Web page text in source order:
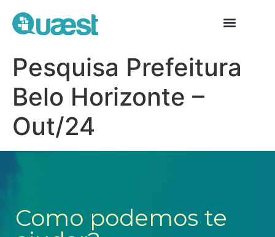
Pesquisa Prefeitura
Belo Horizonte –
Out/24
Como podemos te